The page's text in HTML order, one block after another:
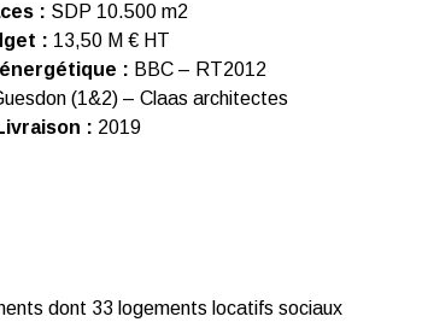
: SDP 10.500 m2
: 13,50 M € HT
: BBC – RT2012
(1&2) – Claas architectes
: 2019
dont 33 logements locatifs sociaux